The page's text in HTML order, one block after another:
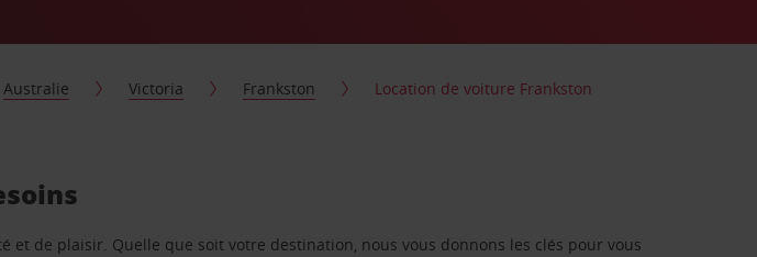
Australie Victoria Frankston Location de voiture Frankston
de plaisir. Quelle que soit votre destination, nous vous donnons les clés pour vous